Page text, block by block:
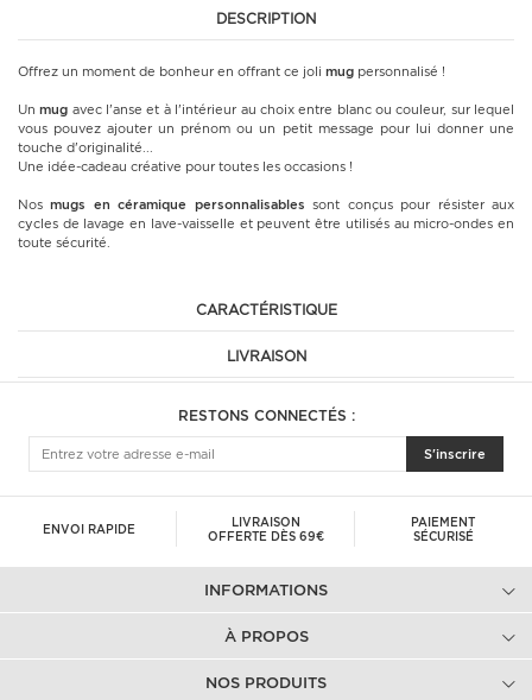
DESCRIPTION
Offrez un moment de bonheur en offrant ce joli mug personnalisé !
Unmug avec l'anse et à l'intérieur au choix entre blanc ou couleur, sur lequel
vous pouvez ajouter un prénom ou un petit message pour lui donner une
touche d'originalité...
Une idée-cadeau créative pour toutes les occasions !
Nosmugs en céramique personnalisables sont conçus pour résister aux
cycles de lavage en lave-vaisselle et peuvent être utilisés au micro-ondes en
toute sécurité.
CARACTÉRISTIQUE
LIVRAISON
RESTONS CONNECTÉS :
S'inscrire
ENVOI RAPIDE
LIVRAISON
OFFERTE DÈS 69€
PAIEMENT
SÉCURISÉ
INFORMATIONS
À PROPOS
NOS PRODUITS